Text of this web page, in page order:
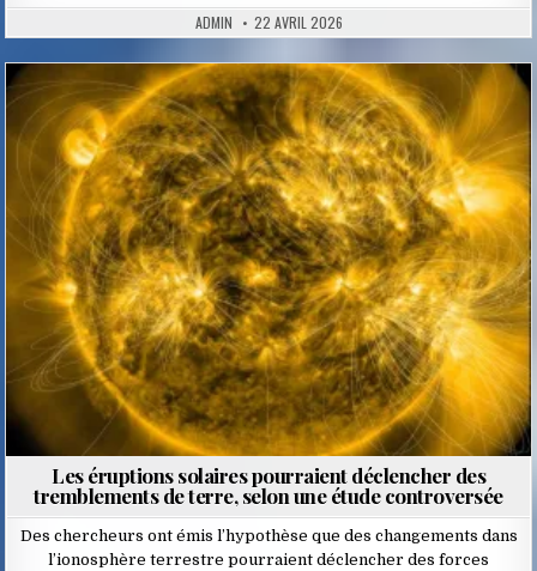
ADMIN 22 AVRIL 2026
Posted
in
Les éruptions solaires pourraient déclencher des
tremblements de terre, selon une étude controversée
Des chercheurs ont émis l’hypothèse que des changements dans
l’ionosphère terrestre pourraient déclencher des forces